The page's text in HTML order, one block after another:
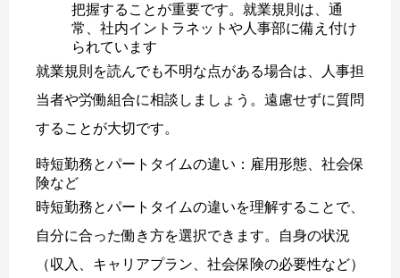
把握することが重要です。就業規則は、通
常、社内イントラネットや人事部に備え付け
られています
就業規則を読んでも不明な点がある場合は、人事担
当者や労働組合に相談しましょう。遠慮せずに質問
することが大切です。
時短勤務とパートタイムの違い：雇用形態、社会保
険など
時短勤務とパートタイムの違いを理解することで、
自分に合った働き方を選択できます。自身の状況
（収入、キャリアプラン、社会保険の必要性など）